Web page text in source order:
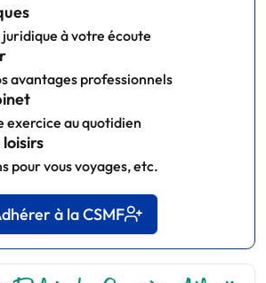
à votre écoute
avantages professionnels
exercice au quotidien
pour vous voyages, etc.
à la CSMF